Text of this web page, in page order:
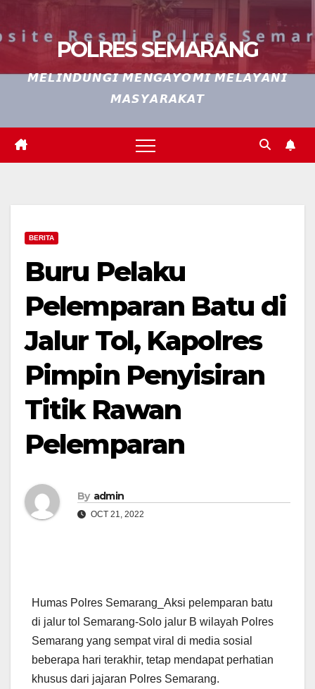
POLRES SEMARANG
𝙈𝙀𝙇𝙄𝙉𝘿𝙐𝙉𝙂𝙄 𝙈𝙀𝙉𝙂𝘼𝙔𝙊𝙈𝙄 𝙈𝙀𝙇𝘼𝙔𝘼𝙉𝙄
𝙈𝘼𝙎𝙔𝘼𝙍𝘼𝙆𝘼𝙏
BERITA
Buru Pelaku
Pelemparan Batu di
Jalur Tol, Kapolres
Pimpin Penyisiran
Titik Rawan
Pelemparan
By admin
OCT 21, 2022
Humas Polres Semarang_Aksi pelemparan batu
di jalur tol Semarang-Solo jalur B wilayah Polres
Semarang yang sempat viral di media sosial
beberapa hari terakhir, tetap mendapat perhatian
khusus dari jajaran Polres Semarang.